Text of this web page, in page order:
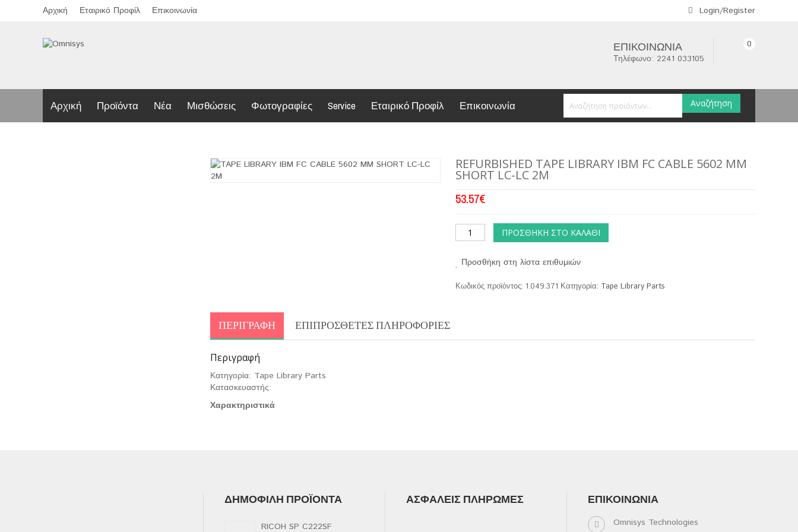
Αρχική Εταιρικό Προφίλ Επικοινωνία Login/Register
ΕΠΙΚΟΙΝΩΝΊΑ
Τηλέφωνο: 2241 033105
0
Αρχική Προϊόντα Νέα Μισθώσεις Φωτογραφίες Service Εταιρικό Προφίλ Επικοινωνία Αναζήτηση
REFURBISHED TAPE LIBRARY IBM FC CABLE 5602 MM
SHORT LC-LC 2M
53.57€
ΠΡΟΣΘΉΚΗ ΣΤΟ ΚΑΛΆΘΙ
Προσθήκη στη λίστα επιθυμιών
Κωδικός προϊόντος: 1.049.371 Κατηγορία: Tape Library Parts
ΠΕΡΙΓΡΑΦΉ ΕΠΙΠΡΌΣΘΕΤΕΣ ΠΛΗΡΟΦΟΡΊΕΣ
Περιγραφή
Κατηγορία: Tape Library Parts
Κατασκευαστής:
Χαρακτηριστικά
ΔΗΜΟΦΙΛΉ ΠΡΟΪΌΝΤΑ
RICOH SP C222SF
ΑΣΦΑΛΕΊΣ ΠΛΗΡΩΜΈΣ ΕΠΙΚΟΙΝΩΝΊΑ
Omnisys Technologies